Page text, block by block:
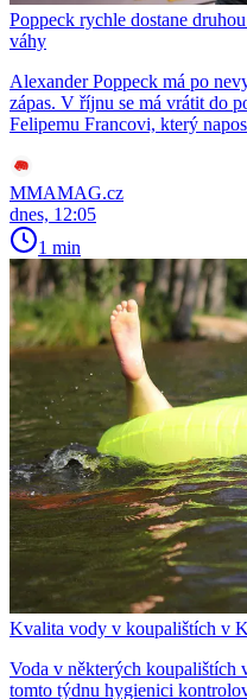
Poppeck rychle dostane
váhy
Alexander Poppeck má po
zápas. V říjnu se má vrátit do
Felipemu Francovi, který
MMAMAG.cz
dnes, 12:05
1 min
Kvalita vody v koupalištích v
Voda v některých koupalištích
tomto týdnu hygienici